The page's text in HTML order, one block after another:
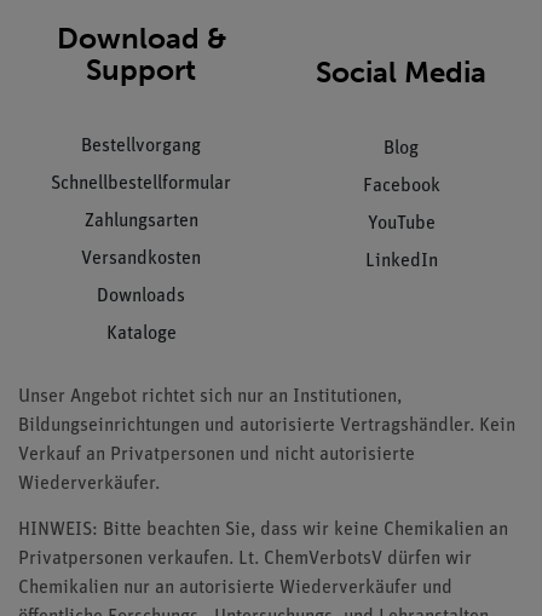
Download &
Support
Bestellvorgang
Schnellbestellformular
Zahlungsarten
Versandkosten
Downloads
Kataloge
Social Media
Blog
Facebook
YouTube
LinkedIn
Unser Angebot richtet sich nur an Institutionen,
Bildungseinrichtungen und autorisierte Vertragshändler. Kein
Verkauf an Privatpersonen und nicht autorisierte
Wiederverkäufer.
HINWEIS: Bitte beachten Sie, dass wir keine Chemikalien an
Privatpersonen verkaufen. Lt. ChemVerbotsV dürfen wir
Chemikalien nur an autorisierte Wiederverkäufer und